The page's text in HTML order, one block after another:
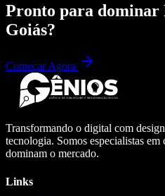
Pronto para dominar
Goiás?
Começar Agora
Transformando o digital com
tecnologia. Somos especialistas em
dominam o mercado.
Links